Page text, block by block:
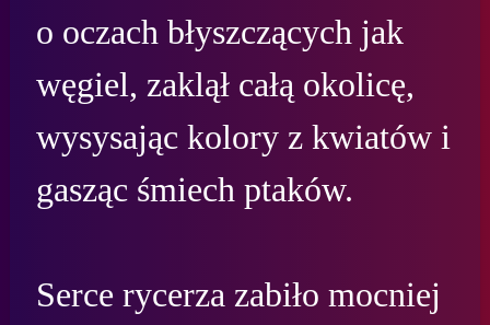
o oczach błyszczących jak
węgiel, zaklął całą okolicę,
wysysając kolory z kwiatów i
gasząc śmiech ptaków.
Serce rycerza zabiło mocniej